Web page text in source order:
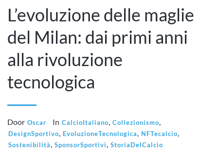
L’evoluzione delle maglie
del Milan: dai primi anni
alla rivoluzione
tecnologica
Door Oscar In CalcioItaliano, Collezionismo,
DesignSportivo, EvoluzioneTecnologica, NFTecalcio,
Sostenibilità, SponsorSportivi, StoriaDelCalcio